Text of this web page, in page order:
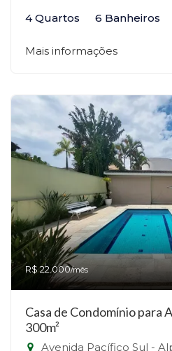
4 Quartos 6 Banheiros
Mais informações
R$ 22.000/mês
Casa de Condomínio para
300m²
Avenida Pacífico Sul -